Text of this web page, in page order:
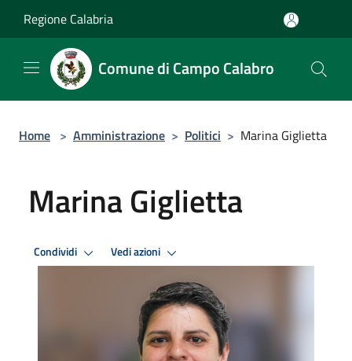
Regione Calabria
Comune di Campo Calabro
Home > Amministrazione > Politici > Marina Giglietta
Marina Giglietta
Condividi Vedi azioni